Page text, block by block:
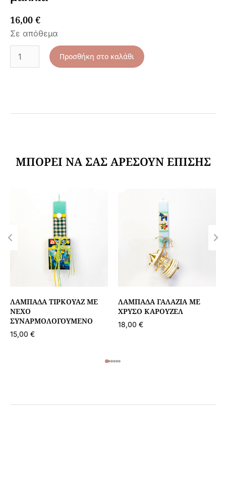
16,00 €
Σε απόθεμα
Προσθήκη στο καλάθι
ΜΠΟΡΕΊ ΝΑ ΣΑΣ ΑΡΈΣΟΥΝ ΕΠΊΣΗΣ
ΛΑΜΠΆΔΑ ΤΙΡΚΟΥΆΖ ΜΕ
ΝΕΧΟ
ΣΥΝΑΡΜΟΛΟΓΟΎΜΕΝΟ
15,00 €
ΛΑΜΠΆΔΑ ΓΑΛΆΖΙΑ ΜΕ
ΧΡΥΣΌ ΚΑΡΟΥΖΈΛ
18,00 €